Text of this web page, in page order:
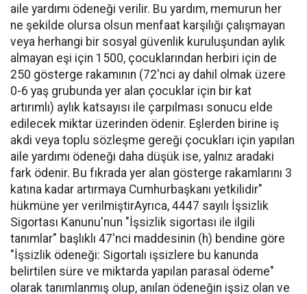
aile yardımı ödeneği verilir. Bu yardım, memurun her
ne şekilde olursa olsun menfaat karşılığı çalışmayan
veya herhangi bir sosyal güvenlik kuruluşundan aylık
almayan eşi için 1500, çocuklarından herbiri için de
250 gösterge rakamının (72'nci ay dahil olmak üzere
0-6 yaş grubunda yer alan çocuklar için bir kat
artırımlı) aylık katsayısı ile çarpılması sonucu elde
edilecek miktar üzerinden ödenir. Eşlerden birine iş
akdi veya toplu sözleşme gereği çocukları için yapılan
aile yardımı ödeneği daha düşük ise, yalnız aradaki
fark ödenir. Bu fıkrada yer alan gösterge rakamlarını 3
katına kadar artırmaya Cumhurbaşkanı yetkilidir"
hükmüne yer verilmiştirAyrıca, 4447 sayılı İşsizlik
Sigortası Kanunu'nun "İşsizlik sigortası ile ilgili
tanımlar" başlıklı 47'nci maddesinin (h) bendine göre
"İşsizlik ödeneği: Sigortalı işsizlere bu kanunda
belirtilen süre ve miktarda yapılan parasal ödeme"
olarak tanımlanmış olup, anılan ödeneğin işsiz olan ve